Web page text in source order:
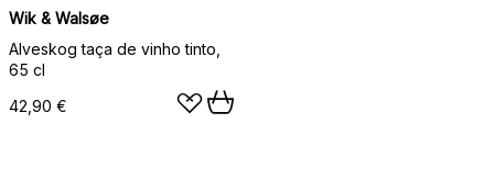
Wik & Walsøe
Alveskog taça de vinho tinto,
65 cl
42,90 €